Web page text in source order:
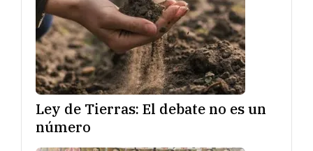
Ley de Tierras: El debate no es un
número